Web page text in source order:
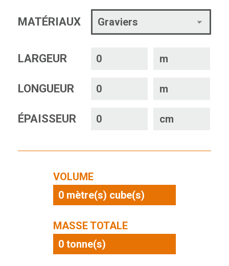
MATÉRIAUX
LARGEUR m
LONGUEUR m
ÉPAISSEUR cm
VOLUME
0 mètre(s) cube(s)
MASSE TOTALE
0 tonne(s)